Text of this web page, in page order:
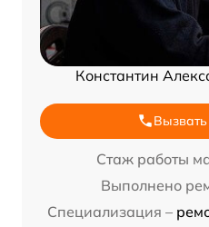
Константин
Стаж работы
Выполнено
Специализация –